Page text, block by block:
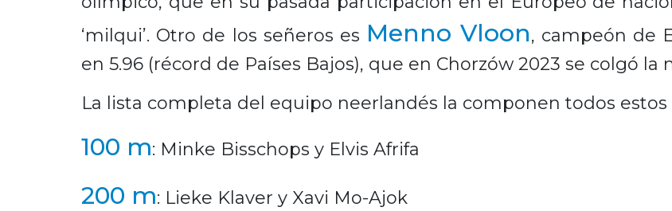
‘milqui’. Otro de los señeros es Menno Vloon, campeón de
en 5.96 (récord de Países Bajos), que en Chorzów 2023 se colgó la
La lista completa del equipo neerlandés la componen todos estos
100 m: Minke Bisschops y Elvis Afrifa
200 m: Lieke Klaver y Xavi Mo-Ajok